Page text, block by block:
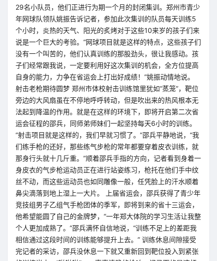
29名小队员，他们正进行为期一个月的封闭集训。郑州市青少
年网球队领队姚振告诉记者，参加此次集训的队员每天训练5
个小时，炎热的天气、阳光的炙烤对于这些10来岁的孩子们来
说是一个巨大的考验。“网球项目就是这样的特点，这些孩子们
没有一个叫苦的，他们认真训练的那股劲头，很让我感动。孩
子们经常跟我说，一定要利用好这次集训的机会，全方位提高
自身的能力，力争在省运会上打出好成绩！”姚振动情地说。
射击老枪期待圆梦 郑州市体校射击训练馆里犹如“蒸笼”，靶位
旁边的大风扇虽在不停地呼呼转动，但是吹出来的热风根本无
法起到降温的作用。就是在这样的环境下，即将开启第二次省
运会征程的邵兵，同师弟师妹们一起坚持每天6小时的训练。
“射击项目就是这样的，我们早就习惯了。”邵兵平静地说，“我
们练手枪的还好，那些练气步枪的常年都要穿着皮衣训练，就
那身行头就十几斤重。”顺着邵兵手指的方向，记者看到身着一
身皮衣的气步枪运动员正在进行站姿练习，枪托在他们手中纹
丝不动，而这些运动员也如同雕像一般，任凭脸上的汗水顺着
鼻尖滴落到地上湿上一大片。 上届省运会，邵兵获得了青少年
竞技组男子乙组气手枪团体的季军，即将到来的省十三运会，
他希望能圆了自己的金牌梦，“一年郑大体院的学习生活让我整
个人更加成熟了。”邵兵满怀自信地说，“训练不足上的差距我
相信通过这段时间的训练能够提升上去。” 训练休息间隙接受
完记者的采访，邵兵没休息一下就又重新回到靶位投入到紧张